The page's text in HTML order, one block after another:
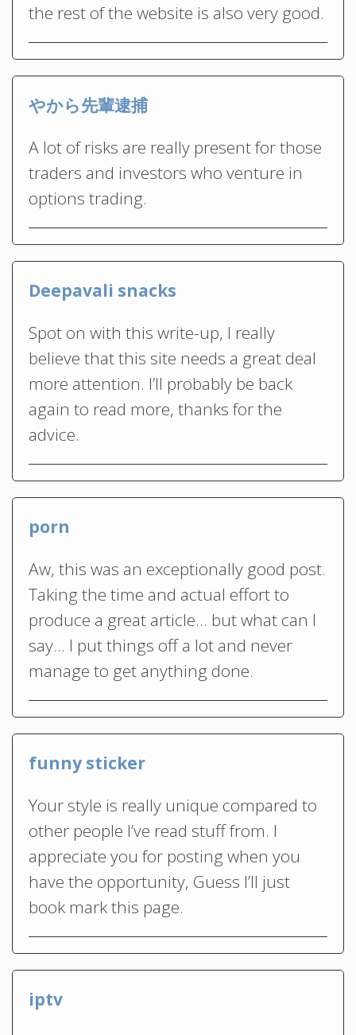
the rest of the website is also very good.
やから先輩逮捕
A lot of risks are really present for those
traders and investors who venture in
options trading.
Deepavali snacks
Spot on with this write-up, I really
believe that this site needs a great deal
more attention. I’ll probably be back
again to read more, thanks for the
advice.
porn
Aw, this was an exceptionally good post.
Taking the time and actual effort to
produce a great article… but what can I
say… I put things off a lot and never
manage to get anything done.
funny sticker
Your style is really unique compared to
other people I’ve read stuff from. I
appreciate you for posting when you
have the opportunity, Guess I’ll just
book mark this page.
iptv